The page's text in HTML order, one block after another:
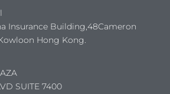
Insurance Building,48Cameron
Hong Kong.
SUITE 7400